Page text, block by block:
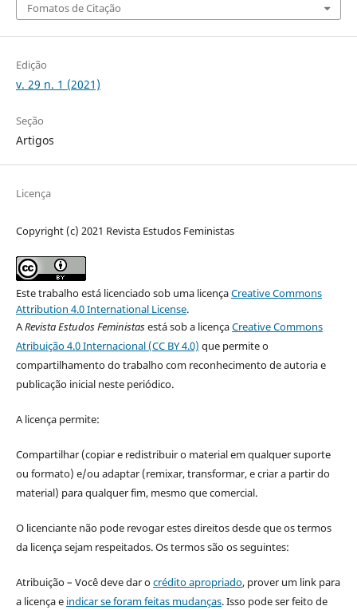
Fomatos de Citação
Edição
v. 29 n. 1 (2021)
Seção
Artigos
Licença
Copyright (c) 2021 Revista Estudos Feministas
Este trabalho está licenciado sob uma licençaCreative Commons
Attribution 4.0 International License.
ARevista Estudos Feministasestá sob a licençaCreative Commons
Atribuição 4.0 Internacional (CC BY 4.0) que permite o
compartilhamento do trabalho com reconhecimento de autoria e
publicação inicial neste periódico.
A licença permite:
Compartilhar (copiar e redistribuir o material em qualquer suporte
ou formato) e/ou adaptar (remixar, transformar, e criar a partir do
material) para qualquer fim, mesmo que comercial.
O licenciante não pode revogar estes direitos desde que os termos
da licença sejam respeitados. Os termos são os seguintes:
Atribuição – Você deve dar ocrédito apropriado, prover um link para
a licença e indicar se foram feitas mudanças. Isso pode ser feito de